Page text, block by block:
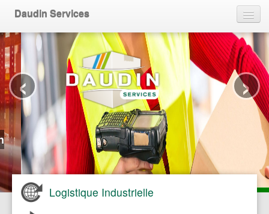
Daudin Services
L’entreprise
Contact
‹ ›
Logistique Industrielle